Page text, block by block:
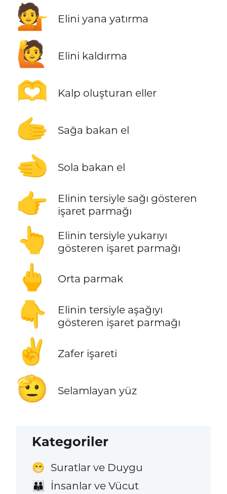
💁 Elini yana yatırma
🙋 Elini kaldırma
🫶 Kalp oluşturan eller
🫱 Sağa bakan el
🫲 Sola bakan el
👉
Elinin tersiyle sağı gösteren
işaret parmağı
👆
Elinin tersiyle yukarıyı
gösteren işaret parmağı
🖕 Orta parmak
👇
Elinin tersiyle aşağıyı
gösteren işaret parmağı
✌️ Zafer işareti
🫡 Selamlayan yüz
Kategoriler
😁 Suratlar ve Duygu
👪 İnsanlar ve Vücut